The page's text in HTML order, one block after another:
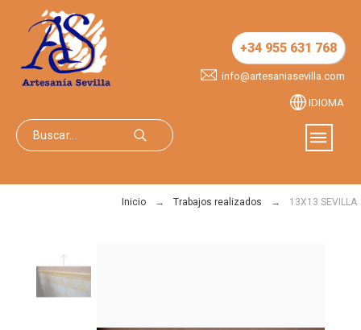
+34 955 631 768
info@artesaniasevilla.com
IDIOMA
Inicio Trabajos realizados 13X13 SEVILLA